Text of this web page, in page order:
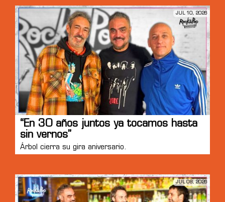
JUL 10, 2026
“En 30 años juntos ya tocamos hasta
sin vernos”
Árbol cierra su gira aniversario.
JUL 08, 2026